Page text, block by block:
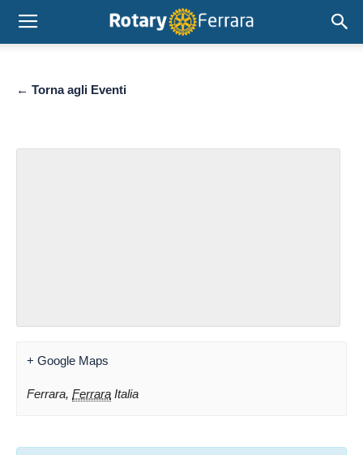
← Torna agli Eventi
+ Google Maps
Ferrara, Ferrara Italia